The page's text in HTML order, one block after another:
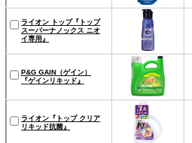
ライオン トップ『トップ
スーパーナノックス ニオ
イ専用』
P&G GAIN（ゲイン）
『ゲインリキッド』
ライオン『トップ クリア
リキッド抗菌』